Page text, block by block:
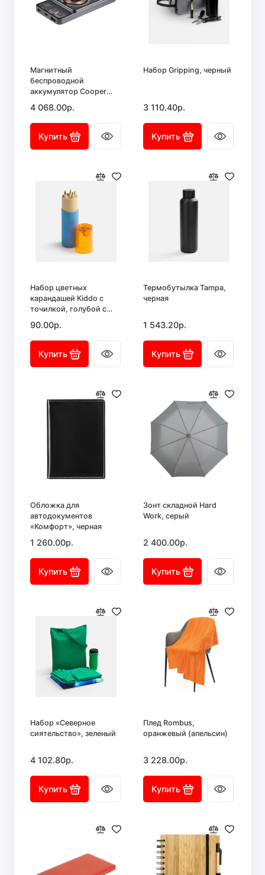
Магнитный
беспроводной
аккумулятор Cooper
Prime 10000 мАч,
темно-серый
4 068.00р.
Купить
Набор Gripping, черный
3 110.40р.
Купить
Набор цветных
карандашей Kiddo с
точилкой, голубой с
оранжевым
90.00р.
Купить
Термобутылка Tampa,
черная
1 543.20р.
Купить
Обложка для
автодокументов
«Комфорт», черная
1 260.00р.
Купить
Зонт складной Hard
Work, серый
2 400.00р.
Купить
Набор «Северное
сиятельство», зеленый
4 102.80р.
Купить
Плед Rombus,
оранжевый (апельсин)
3 228.00р.
Купить